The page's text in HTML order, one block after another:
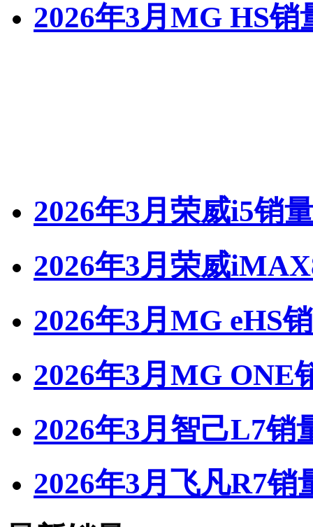
2026年3月MG HS销
2026年3月荣威i5销
2026年3月荣威
2026年3月MG eHS
2026年3月MG ONE
2026年3月智己L7销
2026年3月飞凡R7销